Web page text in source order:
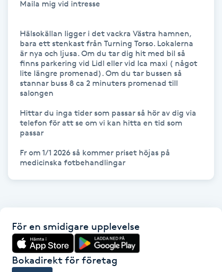
Hudvård
Hyaluronsyra
Hyperhidros
Hypnos
Hårborttagning
Hårbottenbehandling
Hårvård
Hälsa
Maila mig vid intresse
Hälsokällan ligger i det vackra Västra hamnen,
bara ett stenkast från Turning Torso. Lokalerna
är nya och ljusa. Om du tar dig hit med bil så
finns parkering vid Lidl eller vid Ica maxi ( något
lite längre promenad). Om du tar bussen så
stannar buss 8 ca 2 minuters promenad till
salongen
Hittar du inga tider som passar så hör av dig via
telefon för att se om vi kan hitta en tid som
passar
Fr om 1/1 2026 så kommer priset höjas på
medicinska fotbehandlingar
För en smidigare upplevelse
Bokadirekt för företag